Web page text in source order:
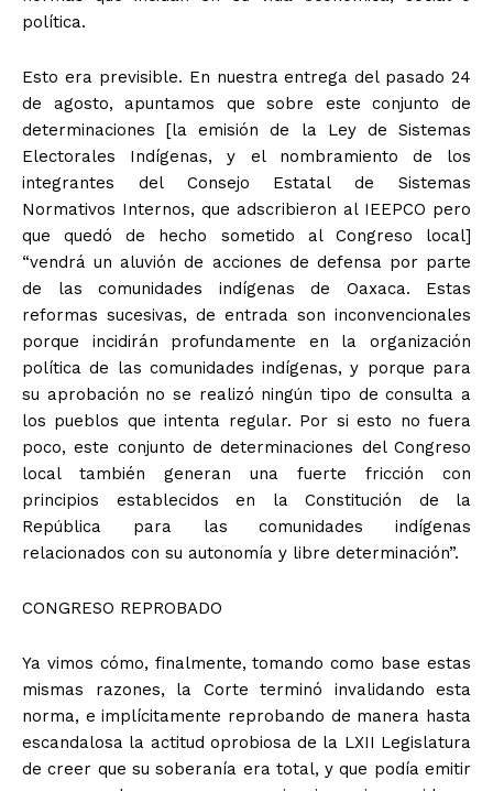
política.
Esto era previsible. En nuestra entrega del pasado 24
de agosto, apuntamos que sobre este conjunto de
determinaciones [la emisión de la Ley de Sistemas
Electorales Indígenas, y el nombramiento de los
integrantes del Consejo Estatal de Sistemas
Normativos Internos, que adscribieron al IEEPCO pero
que quedó de hecho sometido al Congreso local]
“vendrá un aluvión de acciones de defensa por parte
de las comunidades indígenas de Oaxaca. Estas
reformas sucesivas, de entrada son inconvencionales
porque incidirán profundamente en la organización
política de las comunidades indígenas, y porque para
su aprobación no se realizó ningún tipo de consulta a
los pueblos que intenta regular. Por si esto no fuera
poco, este conjunto de determinaciones del Congreso
local también generan una fuerte fricción con
principios establecidos en la Constitución de la
República para las comunidades indígenas
relacionados con su autonomía y libre determinación”.
CONGRESO REPROBADO
Ya vimos cómo, finalmente, tomando como base estas
mismas razones, la Corte terminó invalidando esta
norma, e implícitamente reprobando de manera hasta
escandalosa la actitud oprobiosa de la LXII Legislatura
de creer que su soberanía era total, y que podía emitir